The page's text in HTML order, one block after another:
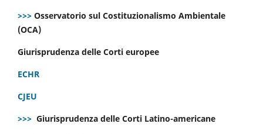
>>> Osservatorio sul Costituzionalismo Ambientale
(OCA)
Giurisprudenza delle Corti europee
ECHR
CJEU
>>> Giurisprudenza delle Corti Latino-americane